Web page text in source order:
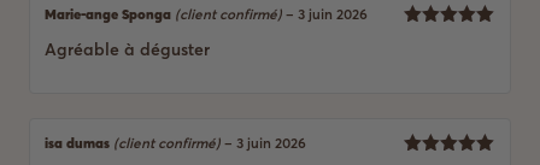
Marie-ange Sponga (client confirmé) – 3 juin 2026
Agréable à déguster
isa dumas (client confirmé) – 3 juin 2026